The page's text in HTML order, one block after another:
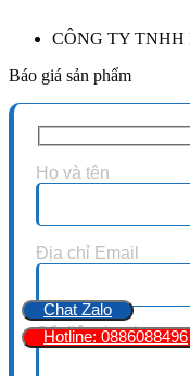
CÔNG TY
Chat Zalo
Hotline: 0886088496
Báo giá sản phẩm
Họ và tên
Địa chỉ Email
Số điện thoại